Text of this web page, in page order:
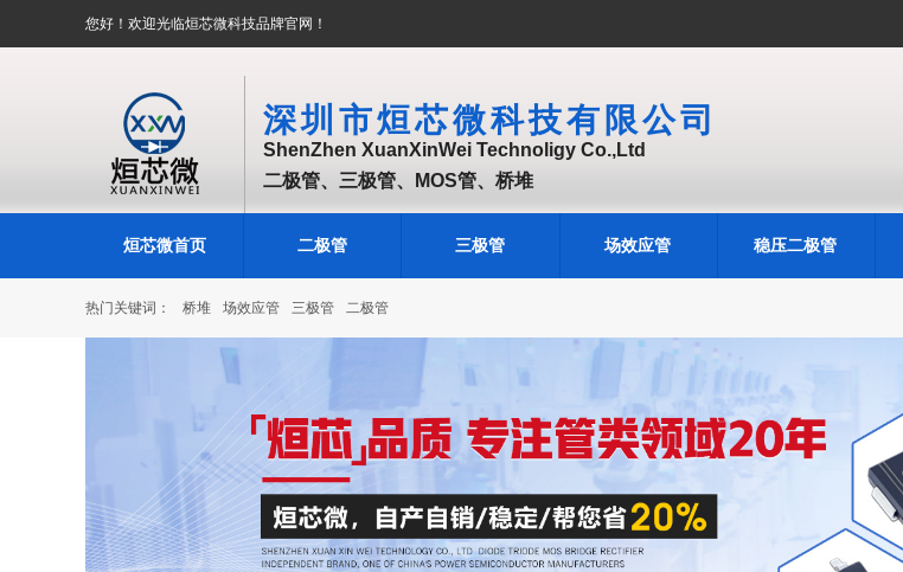
您好！欢迎光临烜芯微科技品牌官网！
深圳市烜芯微科技有限公司
ShenZhen XuanXinWei Technoligy Co.,Ltd
二极管、三极管、MOS管、桥堆
烜芯微首页 二极管 三极管 场效应管 稳压二极管
热门关键词： 桥堆 场效应管 三极管 二极管